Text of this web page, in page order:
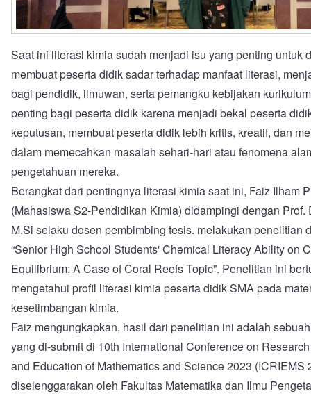
Saat ini literasi kimia sudah menjadi isu yang penting untuk
membuat peserta didik sadar terhadap manfaat literasi,
bagi pendidik, ilmuwan, serta pemangku kebijakan
penting bagi peserta didik karena menjadi bekal peserta
keputusan, membuat peserta didik lebih kritis, kreatif, dan
dalam memecahkan masalah sehari-hari atau fenomena
pengetahuan mereka.
Berangkat dari pentingnya literasi kimia saat ini, Faiz Ilham
(Mahasiswa S2-Pendidikan Kimia) didampingi dengan Prof.
M.Si selaku dosen pembimbing tesis. melakukan penelitian
“Senior High School Students' Chemical Literacy Ability on
Equilibrium: A Case of Coral Reefs Topic”. Penelitian ini
mengetahui profil literasi kimia peserta didik SMA pada
kesetimbangan kimia.
Faiz mengungkapkan, hasil dari penelitian ini adalah
yang di-submit di 10th International Conference on
and Education of Mathematics and Science 2023 (ICRIEMS
diselenggarakan oleh Fakultas Matematika dan Ilmu